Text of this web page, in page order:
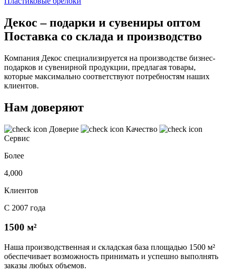
Декос – подарки и сувениры оптом
Поставка со склада и производство
Компания Декос специализируется на производстве бизнес-
подарков и сувенирной продукции, предлагая товары,
которые максимально соответствуют потребностям наших
клиентов.
Нам доверяют
Доверие
Качество
Сервис
Более
4,000
Клиентов
С 2007 года
1500 м²
Наша производственная и складская база площадью 1500 м²
обеспечивает возможность принимать и успешно выполнять
заказы любых объемов.